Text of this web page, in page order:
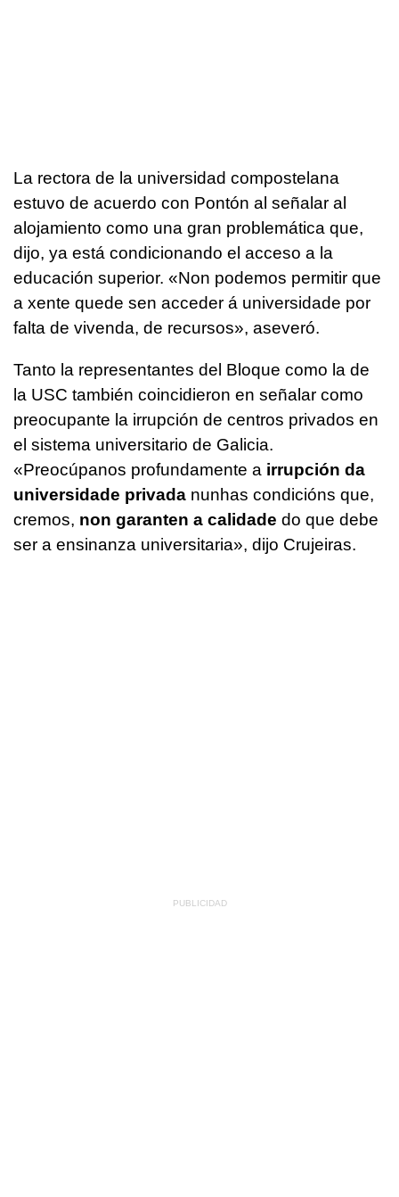
La rectora de la universidad compostelana
estuvo de acuerdo con Pontón al señalar al
alojamiento como una gran problemática que,
dijo, ya está condicionando el acceso a la
educación superior. «Non podemos permitir que
a xente quede sen acceder á universidade por
falta de vivenda, de recursos», aseveró.
Tanto la representantes del Bloque como la de
la USC también coincidieron en señalar como
preocupante la irrupción de centros privados en
el sistema universitario de Galicia.
«Preocúpanos profundamente a irrupción da
universidade privada nunhas condicións que,
cremos, non garanten a calidade do que debe
ser a ensinanza universitaria», dijo Crujeiras.